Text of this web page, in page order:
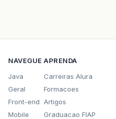
NAVEGUE
Java
Geral
Front-end
Mobile
APRENDA
Carreiras Alura
Formacoes
Artigos
Graduacao FIAP